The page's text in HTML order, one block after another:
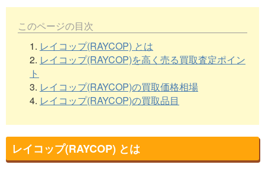
このページの目次
1. レイコップ(RAYCOP) とは
2. レイコップ(RAYCOP)を高く売る買取査定ポイン
ト
3. レイコップ(RAYCOP)の買取価格相場
4. レイコップ(RAYCOP)の買取品目
レイコップ(RAYCOP) とは